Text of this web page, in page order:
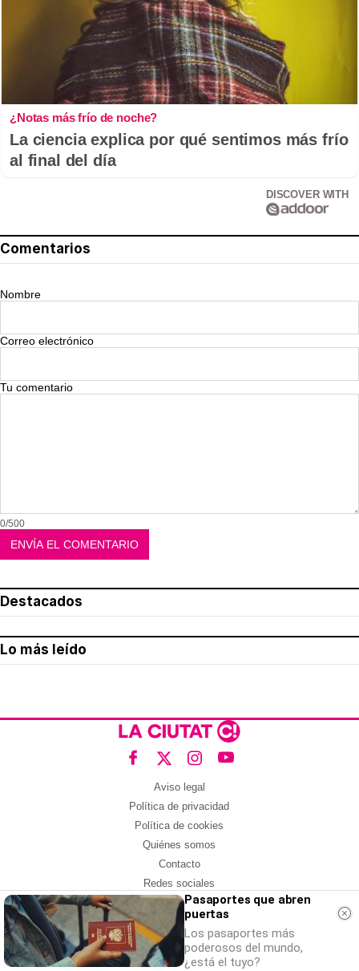
¿Notas más frío de noche?
La ciencia explica por qué sentimos más frío
al final del día
DISCOVER WITH
Comentarios
Nombre
Correo electrónico
Tu comentario
0/500
Destacados
Lo más leído
Aviso legal
Política de privacidad
Política de cookies
Quiénes somos
Contacto
Redes sociales
Con la colaboración de:
Pasaportes que abren
puertas
Los pasaportes más
poderosos del mundo,
¿está el tuyo?